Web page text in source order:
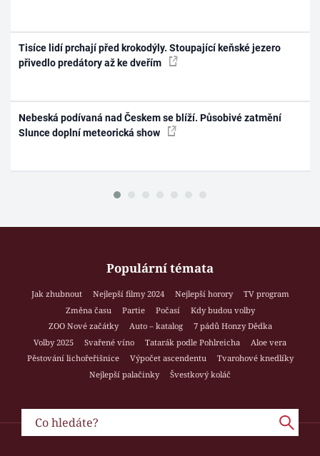
Tisíce lidí prchají před krokodýly. Stoupající keňské jezero
přivedlo predátory až ke dveřím
Nebeská podívaná nad Českem se blíží. Působivé zatmění
Slunce doplní meteorická show
Populární témata
Jak zhubnout Nejlepší filmy 2024 Nejlepší horory
TV program
Změna času
Partie Počasí
Kdy budou volby
ZOO Nové začátky
Auto – katalog
7 pádů Honzy Dědka
Volby 2025
Svařené víno Tatarák podle Pohlreicha
Aloe vera
Pěstování lichořeřišnice
Výpočet ascendentu
Tvarohové knedlíky
Nejlepší palačinky
Švestkový koláč